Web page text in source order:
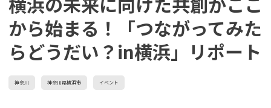
から始まる！「つながってみた
らどうだい？in横浜」リポート
神奈川 神奈川県横浜市 イベント